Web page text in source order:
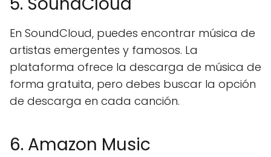
En SoundCloud, puedes encontrar música de
artistas emergentes y famosos. La
plataforma ofrece la descarga de música de
forma gratuita, pero debes buscar la opción
de descarga en cada canción.
6. Amazon Music